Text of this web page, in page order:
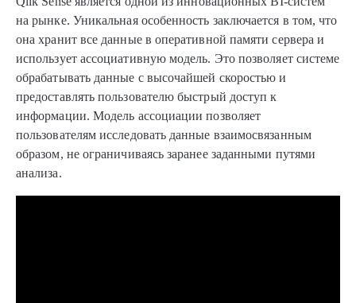
на рынке. Уникальная особенность заключается в том, что
она хранит все данные в оперативной памяти сервера и
использует ассоциативную модель. Это позволяет системе
обрабатывать данные с высочайшей скоростью и
предоставлять пользователю быстрый доступ к
информации. Модель ассоциации позволяет
пользователям исследовать данные взаимосвязанным
образом, не ограничиваясь заранее заданными путями
анализа.